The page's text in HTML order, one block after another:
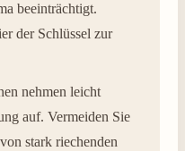
beeinträchtigt.
der Schlüssel zur
nehmen leicht
auf. Vermeiden Sie
stark riechenden